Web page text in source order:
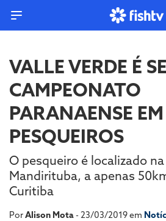
VALLE VERDE É
CAMPEONATO
PARANAENSE EM
PESQUEIROS
O pesqueiro é localizado
Mandirituba, a apenas
Curitiba
PorAlison Mota- 23/03/2019 em